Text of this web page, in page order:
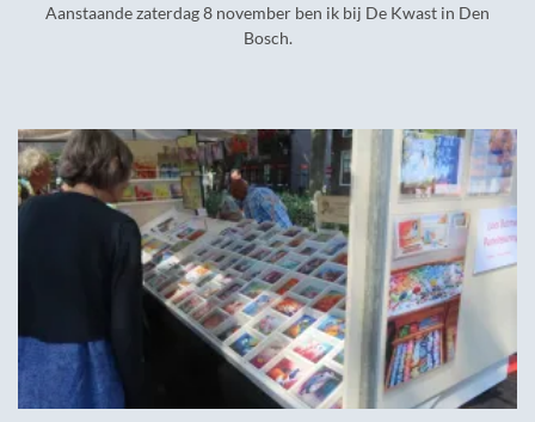
Aanstaande zaterdag 8 november ben ik bij De Kwast in Den
Bosch.